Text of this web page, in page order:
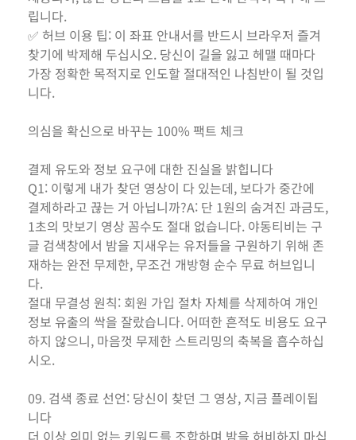
립니다.
✅ 허브 이용 팁: 이 좌표 안내서를 반드시 브라우저 즐겨
찾기에 박제해 두십시오. 당신이 길을 잃고 헤맬 때마다
가장 정확한 목적지로 인도할 절대적인 나침반이 될 것입
니다.
의심을 확신으로 바꾸는 100% 팩트 체크
결제 유도와 정보 요구에 대한 진실을 밝힙니다
Q1: 이렇게 내가 찾던 영상이 다 있는데, 보다가 중간에
결제하라고 끊는 거 아닙니까?A: 단 1원의 숨겨진 과금도,
1초의 맛보기 영상 꼼수도 절대 없습니다. 야동티비는 구
글 검색창에서 밤을 지새우는 유저들을 구원하기 위해 존
재하는 완전 무제한, 무조건 개방형 순수 무료 허브입니
다.
절대 무결성 원칙: 회원 가입 절차 자체를 삭제하여 개인
정보 유출의 싹을 잘랐습니다. 어떠한 흔적도 비용도 요구
하지 않으니, 마음껏 무제한 스트리밍의 축복을 흡수하십
시오.
09. 검색 종료 선언: 당신이 찾던 그 영상, 지금 플레이됩
니다
더 이상 의미 없는 키워드를 조합하며 밤을 허비하지 마십